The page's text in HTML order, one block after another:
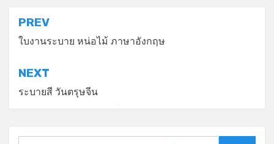
แนะแนว
เรื่อง
PREV
ใบงานระบาย หน่อไม้ ภาษาอังกฤษ
NEXT
ระบายสี วันตรุษจีน